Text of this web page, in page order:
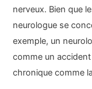
nerveux. Bien que
neurologue se
exemple, un
comme un
chronique comme